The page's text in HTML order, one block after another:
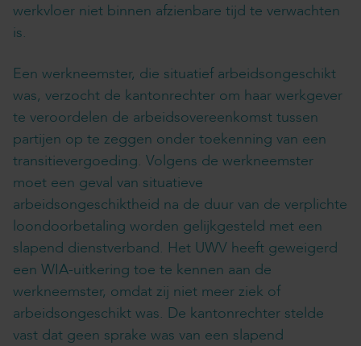
werkvloer niet binnen afzienbare tijd te verwachten
is.
Een werkneemster, die situatief arbeidsongeschikt
was, verzocht de kantonrechter om haar werkgever
te veroordelen de arbeidsovereenkomst tussen
partijen op te zeggen onder toekenning van een
transitievergoeding. Volgens de werkneemster
moet een geval van situatieve
arbeidsongeschiktheid na de duur van de verplichte
loondoorbetaling worden gelijkgesteld met een
slapend dienstverband. Het UWV heeft geweigerd
een WIA-uitkering toe te kennen aan de
werkneemster, omdat zij niet meer ziek of
arbeidsongeschikt was. De kantonrechter stelde
vast dat geen sprake was van een slapend